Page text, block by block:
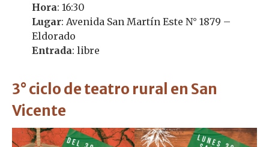
Hora: 16:30
Lugar: Avenida San Martín Este N° 1879 –
Eldorado
Entrada: libre
3° ciclo de teatro rural en San
Vicente